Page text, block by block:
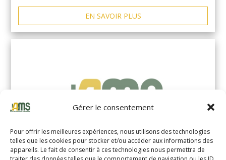
Gérer le consentement
Pour offrir les meilleures expériences, nous utilisons des technologies
telles que les cookies pour stocker et/ou accéder aux informations des
appareils. Le fait de consentir à ces technologies nous permettra de
EN SAVOIR PLUS